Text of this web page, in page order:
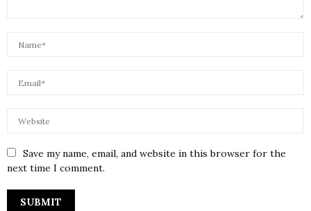
Save my name, email, and website in this browser for the
next time I comment.